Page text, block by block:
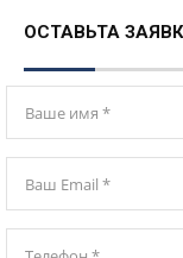
ОСТАВЬТА